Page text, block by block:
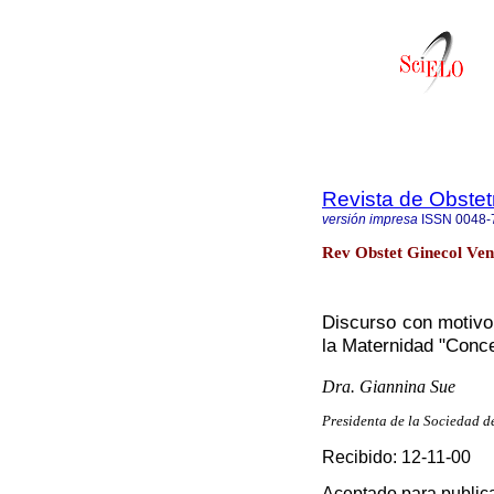
Revista de
versión impresa ISSN 0048-
Rev Obstet Ginecol
Discurso con
la Maternidad
Dra. Giannina Sue
Presidenta de la Sociedad
Recibido: 12-11-00